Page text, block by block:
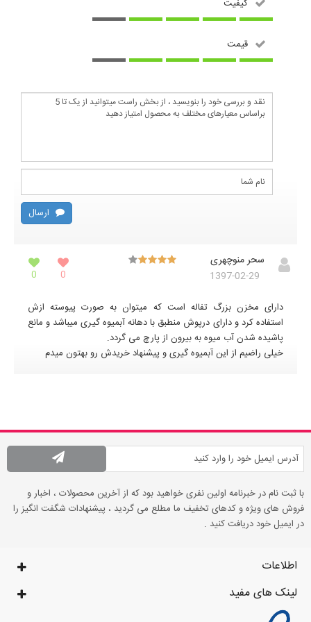
کیفیت
قیمت
ارسال
سحر منوچهری
1397-02-29
0
0
دارای مخزن بزرگ تفاله است که میتوان به صورت پیوسته ازش
استفاده کرد و دارای درپوش منطبق با دهانه آبمیوه گیری میباشد و مانع
پاشیده شدن آب میوه به بیرون از پارچ می گردد.
خیلی راضیم از این آبمیوه گیری و پیشنهاد خریدش رو بهتون میدم
با ثبت نام در خبرنامه اولین نفری خواهید بود که از آخرین محصولات ، اخبار و
فروش های ویژه و کدهای تخفیف ما مطلع می گردید ، پیشنهادات شگفت انگیز را
در ایمیل خود دریافت کنید .
اطلاعات
لینک های مفید